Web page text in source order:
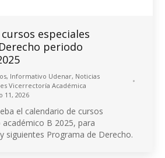
especiales
periodo
, Informativo Udenar, Noticias
Vicerrectoría Académica
11, 2026
el calendario de cursos
B 2025, para
siguientes Programa de Derecho.